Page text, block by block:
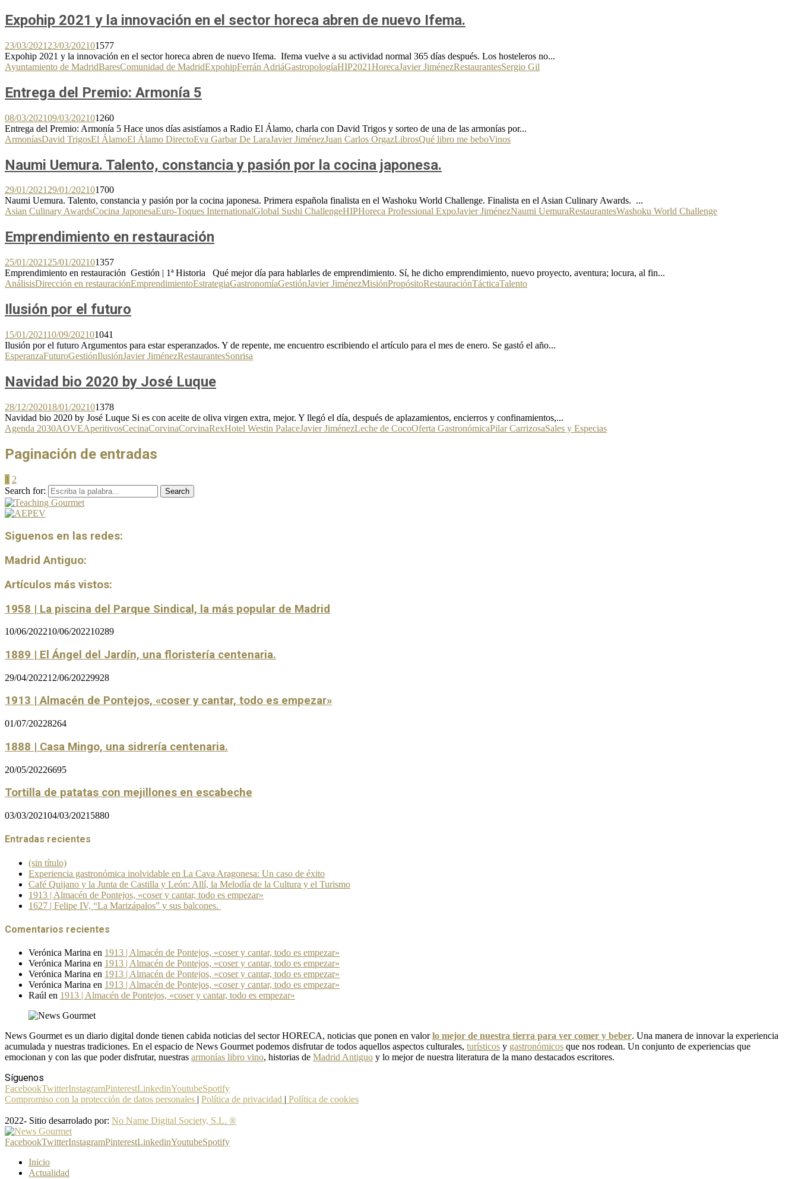
Expohip 2021 y la innovación en el sector horeca abren de nuevo Ifema.
23/03/2021 23/03/202101577
Expohip 2021 y la innovación en el sector horeca abren de nuevo Ifema. Ifema vuelve a su actividad normal 365 días después. Los hosteleros no...
Ayuntamiento de MadridBaresComunidad de MadridExpohipFerrán AdriáGastropologíaHIP2021HorecaJavier JiménezRestaurantesSergio Gil
Entrega del Premio: Armonía 5
08/03/202109/03/202101260
Entrega del Premio: Armonía 5 Hace unos días asistíamos a Radio El Álamo, charla con David Trigos y sorteo de una de las armonías por...
ArmoníasDavid TrigosEl ÁlamoEl Álamo DirectoEva Garbar De LaraJavier JiménezJuan Carlos OrgazLibrosQué libro me beboVinos
Naumi Uemura. Talento, constancia y pasión por la cocina japonesa.
29/01/202129/01/202101700
Naumi Uemura. Talento, constancia y pasión por la cocina japonesa. Primera española finalista en el Washoku World Challenge. Finalista en el Asian Culinary Awards. ...
Asian Culinary AwardsCocina JaponesaEuro-Toques InternationalGlobal Sushi ChallengeHIPHoreca Professional ExpoJavier JiménezNaumi UemuraRestaurantesWashoku World Challenge
Emprendimiento en restauración
25/01/2021 25/01/202101357
Emprendimiento en restauración Gestión | 1ª Historia Qué mejor día para hablarles de emprendimiento. Sí, he dicho emprendimiento, nuevo proyecto, aventura; locura, al fin...
AnálisisDirección en restauraciónEmprendimientoEstrategiaGastronomíaGestiónJavier JiménezMisiónPropósitoRestauraciónTácticaTalento
Ilusión por el futuro
15/01/202110/09/202101041
Ilusión por el futuro Argumentos para estar esperanzados. Y de repente, me encuentro escribiendo el artículo para el mes de enero. Se gastó el año...
EsperanzaFuturoGestiónIlusiónJavier JiménezRestaurantesSonrisa
Navidad bio 2020 by José Luque
28/12/202018/01/202101378
Navidad bio 2020 by José Luque Si es con aceite de oliva virgen extra, mejor. Y llegó el día, después de aplazamientos, encierros y confinamientos,...
Agenda 2030AOVEAperitivosCecinaCorvinaCorvinaRexHotel Westin PalaceJavier JiménezLeche de CocoOferta GastronómicaPilar CarrizosaSales y Especias
Paginación de entradas
1 2
Search for:
Search
Siguenos en las redes:
Madrid Antiguo:
Artículos más vistos:
1958 | La piscina del Parque Sindical, la más popular de Madrid
10/06/202210/06/202210289
1889 | El Ángel del Jardín, una floristería centenaria.
29/04/202212/06/20229928
1913 | Almacén de Pontejos, «coser y cantar, todo es empezar»
01/07/20228264
1888 | Casa Mingo, una sidrería centenaria.
20/05/20226695
Tortilla de patatas con mejillones en escabeche
03/03/202104/03/2021 5880
Entradas recientes
(sin título)
Experiencia gastronómica inolvidable en La Cava Aragonesa: Un caso de éxito
Café Quijano y la Junta de Castilla y León: Allí, la Melodía de la Cultura y el Turismo
1913 | Almacén de Pontejos, «coser y cantar, todo es empezar»
1627 | Felipe IV, “La Marizápalos” y sus balcones.
Comentarios recientes
Verónica Marina en 1913 | Almacén de Pontejos, «coser y cantar, todo es empezar»
Verónica Marina en 1913 | Almacén de Pontejos, «coser y cantar, todo es empezar»
Verónica Marina en 1913 | Almacén de Pontejos, «coser y cantar, todo es empezar»
Verónica Marina en 1913 | Almacén de Pontejos, «coser y cantar, todo es empezar»
Raúl en 1913 | Almacén de Pontejos, «coser y cantar, todo es empezar»
News Gourmet es un diario digital donde tienen cabida noticias del sector HORECA, noticias que ponen en valorlo mejor de nuestra tierra para ver comer y beber. Una manera de innovar la experiencia
acumulada y nuestras tradiciones. En el espacio de News Gourmet podemos disfrutar de todos aquellos aspectos culturales, turísticos y gastronómicos que nos rodean. Un conjunto de experiencias que
emocionan y con las que poder disfrutar, nuestras armonías libro vino, historias de Madrid Antiguo y lo mejor de nuestra literatura de la mano destacados escritores.
Síguenos
FacebookTwitterInstagramPinterestLinkedinYoutubeSpotify
Compromiso con la protección de datos personales | Política de privacidad | Política de cookies
2022- Sitio desarrolado por: No Name Digital Society, S.L. ®
FacebookTwitterInstagramPinterestLinkedinYoutubeSpotify
Inicio
Actualidad